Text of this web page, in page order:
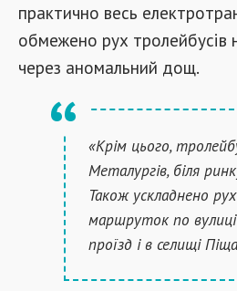
практично весь
обмежено рух тролейбусів
через аномальний дощ.
«Крім цього,
Металургів, біля
Також ускладнено
маршруток по
проїзд і в селищі